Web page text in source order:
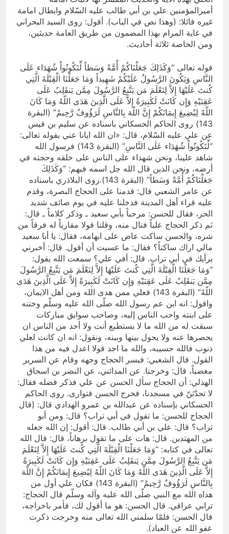
أميرالمؤمنين علي بن أبي طالب عليه السّلام وابطال امامة
غيره قائلا: (وهذا نص في الباب). أقول: روى السيد البحراني
في غاية المرام بهذا المضمون من طريق العامة حديثين،
ومن الخاصة ثلاثة أحاديث.
قوله تعالى “وَكَذَلِكَ جَعَلْنَاكُمْ أُمَّةً وَسَطاً لِّتَكُونُواْ شُهَدَاء عَلَى
النَّاسِ وَيَكُونَ الرَّسُولُ عَلَيْكُمْ شَهِيداً وَمَا جَعَلْنَا الْقِبْلَةَ الَّتِي
كُنتَ عَلَيْهَا إِلاَّ لِنَعْلَمَ مَن يَتَّبِعُ الرَّسُولَ مِمَّن يَنقَلِبُ عَلَى
عَقِبَيْهِ وَإِن كَانَتْ لَكَبِيرَةً إِلاَّ عَلَى الَّذِينَ هَدَى اللّهُ وَمَا كَانَ
اللّهُ لِيُضِيعَ إِيمَانَكُمْ إِنَّ اللّهَ بِالنَّاسِ لَرَؤُوفٌ رَّحِيمٌ” (البقرة
143) روى الحاكم الحسكاني باسناده عن سليم بن قيس
عن علي عليه السّلام، قال: «ان الله ايانا عني بقوله تعالى:
“لِّتَكُونُواْ شُهَدَاء عَلَى النَّاسِ” (البقرة 143) فرسول الله
شاهد علينا، ونحن شهداء على الناس على خلقه وحجته في
أرضه، ونحن الذين قال الله جل اسمه فيهم: “وَكَذَلِكَ
جَعَلْنَاكُمْ أُمَّةً وَسَطاً” (البقرة 143).روى البلاذري باسناده
عن عامر الشعبي قال: قدمنا على الحجاج البصرة، وقدم
عليه قراء أهل المدينة فدخلنا عليه في يوم صائف شديد
الحر، فقال للحسن: مرحباً بأبي سعيد ـ وذكر كلاماً ـ قال:
ثم ذكر الحجاج علياً فنال منه، وقلنا قولا مقارباً له فرقاً من
شره، والحسن ساكت عاض على ابهامه، فقال: يا أبا سعيد
مالي اراك ساكتاً؟ فقال: ما عسيت أن أقول. قال: أخبرني
برأيك في أبي تراب. قال: أفي علي؟ سمعت الله يقول:
“وَمَا جَعَلْنَا الْقِبْلَةَ الَّتِي كُنتَ عَلَيْهَا إِلاَّ لِنَعْلَمَ مَن يَتَّبِعُ الرَّسُولَ
مِمَّن يَنقَلِبُ عَلَى عَقِبَيْهِ وَإِن كَانَتْ لَكَبِيرَةً إِلاَّ عَلَى الَّذِينَ هَدَى
اللّهُ” (البقرة 143) فعلي ممن هدى الله ومن أهل الايمان،
واقول: انه ابن عم رسول الله صلّى الله عليه وسلّم وختنه
على ابنته واحب الناس إليه، وصاحب سوابق مباركات
سبقت له من الله ما لا يستطيع أنت ولا أحد من الناس ان
يحصرها عنه ولا يحول بينها وبينه، ونقول: انه ان كانت لعلي
ذنوب فالله حسيبه، والله ما اجد قولا اعدل فيه من هذا
القول. قال الشعبي: فبسر الحجاج وجهه وقام عن السرير
مغضباً، قال: وخرجنا. عن المدائني، عن النضر بن اسحاق
الهذلي: أن الحجاج سأل الحسن عن علي فذكر فضله فقال:
لا تحدّثنّ في مسجدنا، فخرج الحسن فتوارى. روى الحاكم
الحسكاني بإسناده عن عبدالله بن عمرو الهدادي قال: (قال
الحجاج للحسن: ما تقول في أبي تراب؟ قال: ومن أبو
تراب؟ قال: علي بن أبي طالب. قال: أقول: إن الله جعله
من المهتدين. قال: هات على ما تقول برهاناً، قال: قال الله
تعالى في كتابه: “وَمَا جَعَلْنَا الْقِبْلَةَ الَّتِي كُنتَ عَلَيْهَا إِلاَّ لِنَعْلَمَ
مَن يَتَّبِعُ الرَّسُولَ مِمَّن يَنقَلِبُ عَلَى عَقِبَيْهِ وَإِن كَانَتْ لَكَبِيرَةً
إِلاَّ عَلَى الَّذِينَ هَدَى اللّهُ وَمَا كَانَ اللّهُ لِيُضِيعَ إِيمَانَكُمْ إِنَّ اللّهَ
بِالنَّاسِ لَرَؤُوفٌ رَّحِيمٌ” (البقرة 143) فكان علي أول من
هداه الله مع النبي صلّى الله عليه وآله وسلّم قال الحجاج:
ترابي عراقي. قال الحسن: هو ما أقول لك، فأمر باخراجه،
قال الحسن: فلمّا سلمني الله تعالى منه وخرجت ذكرت
عفو الله عن العباد).